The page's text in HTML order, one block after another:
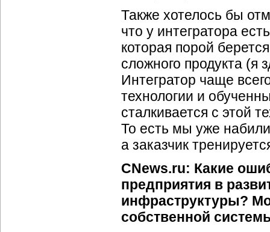
Также хотелось бы
что у интегратора
которая порой
сложного продукта (я
Интегратор чаще
технологии и
сталкивается с этой
То есть мы уже
а заказчик
CNews.ru: Какие
предприятия в
инфраструктуры?
собственной